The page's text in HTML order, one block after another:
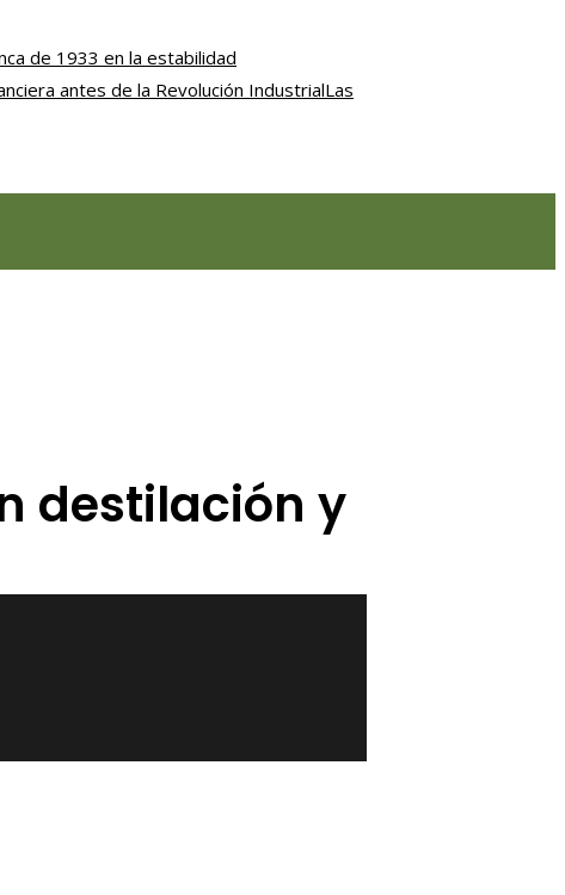
de 1933 en la estabilidad
antes de la Revolución IndustrialLas
destilación y